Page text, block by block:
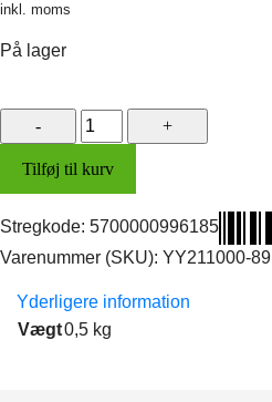
inkl. moms
På lager
Opbevaringsrum,
side
(bag)
antal
Tilføj til kurv
Stregkode: 5700000996185
Varenummer (SKU): YY211000-89
Yderligere information
Vægt0,5 kg